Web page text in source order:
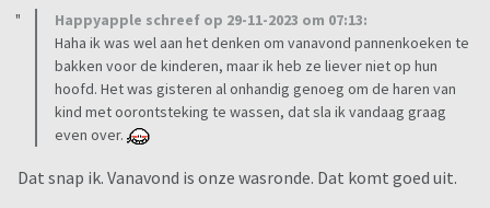
Happyapple schreef op 29-11-2023 om 07:13:
Haha ik was wel aan het denken om vanavond pannenkoeken te
bakken voor de kinderen, maar ik heb ze liever niet op hun
hoofd. Het was gisteren al onhandig genoeg om de haren van
kind met oorontsteking te wassen, dat sla ik vandaag graag
even over.
Dat snap ik. Vanavond is onze wasronde. Dat komt goed uit.